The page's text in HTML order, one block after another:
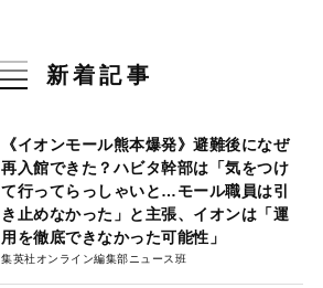
新着記事
《イオンモール熊本爆発》避難後になぜ
再入館できた？ハビタ幹部は「気をつけ
て行ってらっしゃいと…モール職員は引
き止めなかった」と主張、イオンは「運
用を徹底できなかった可能性」
集英社オンライン編集部ニュース班